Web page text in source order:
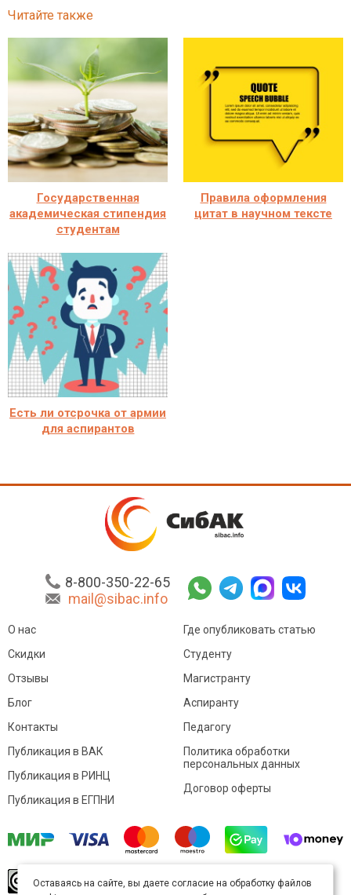
Читайте также
Государственная
академическая стипендия
студентам
Правила оформления
цитат в научном тексте
Есть ли отсрочка от армии
для аспирантов
8-800-350-22-65
mail@sibac.info
О нас
Скидки
Отзывы
Блог
Контакты
Где опубликовать статью
Студенту
Магистранту
Аспиранту
Педагогу
Публикация в ВАК
Публикация в РИНЦ
Публикация в ЕГПНИ
Политика обработки
персональных данных
Договор оферты
произведение доступно полицензии Creative
Оставаясь на сайте, вы даете согласие на обработку файлов